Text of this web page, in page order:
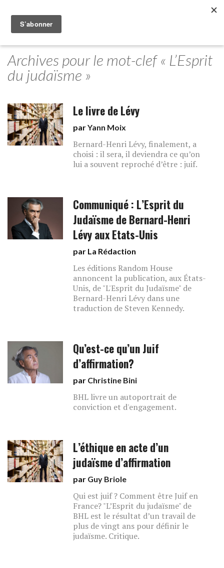
Archives pour le mot-clef « L’Esprit
du judaïsme »
Le livre de Lévy
parYann Moix
Bernard-Henri Lévy, finalement, a
choisi : il sera, il deviendra ce qu’on
lui a souvent reproché d’être : juif.
Communiqué : L’Esprit du
Judaïsme de Bernard-Henri
Lévy aux Etats-Unis
par La Rédaction
Les éditions Random House
annoncent la publication, aux États-
Unis, de "L'Esprit du Judaïsme" de
Bernard-Henri Lévy dans une
traduction de Steven Kennedy.
Qu’est-ce qu’un Juif
d’affirmation?
par Christine Bini
BHL livre un autoportrait de
conviction et d'engagement.
L’éthique en acte d’un
judaïsme d’affirmation
par Guy Briole
Qui est juif ? Comment être Juif en
France? "L’Esprit du judaïsme" de
BHL est le résultat d’un travail de
plus de vingt ans pour définir le
judaïsme. Critique.